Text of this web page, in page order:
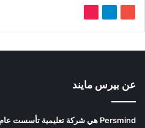
عن بيرس مايند